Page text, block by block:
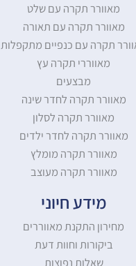
מאוורר תקרה עם שלט
מאוורר תקרה עם תאורה
תקרה עם כנפיים מתקפלות
מאווררי תקרה עץ
מבצעים
מאוורר תקרה לחדר שינה
מאוורר תקרה לסלון
מאוורר תקרה לחדר ילדים
מאוורר תקרה מומלץ
מאוורר תקרה מעוצב
מידע חיוני
מחירון התקנת מאווררים
ביקורות וחוות דעת
שאלות נפוצות